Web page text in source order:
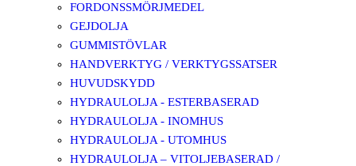
FORDONSSMÖRJMEDEL
GEJDOLJA
GUMMISTÖVLAR
HANDVERKTYG / VERKTYGSSATSER
HUVUDSKYDD
HYDRAULOLJA - ESTERBASERAD
HYDRAULOLJA - INOMHUS
HYDRAULOLJA - UTOMHUS
HYDRAULOLJA – VITOLJEBASERAD /